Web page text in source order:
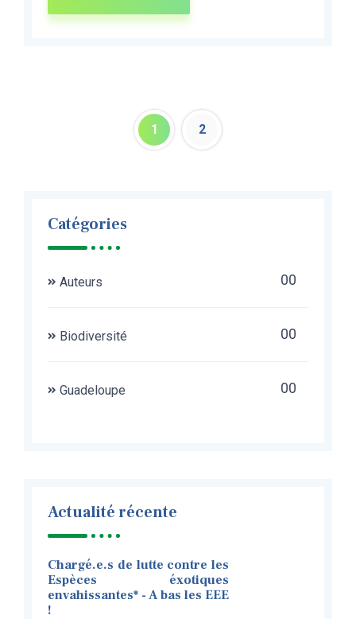
1 2
Catégories
Auteurs 00
Biodiversité 00
Guadeloupe 00
Actualité récente
Chargé.e.s de lutte contre les
Espèces éxotiques
envahissantes* - A bas les EEE
!